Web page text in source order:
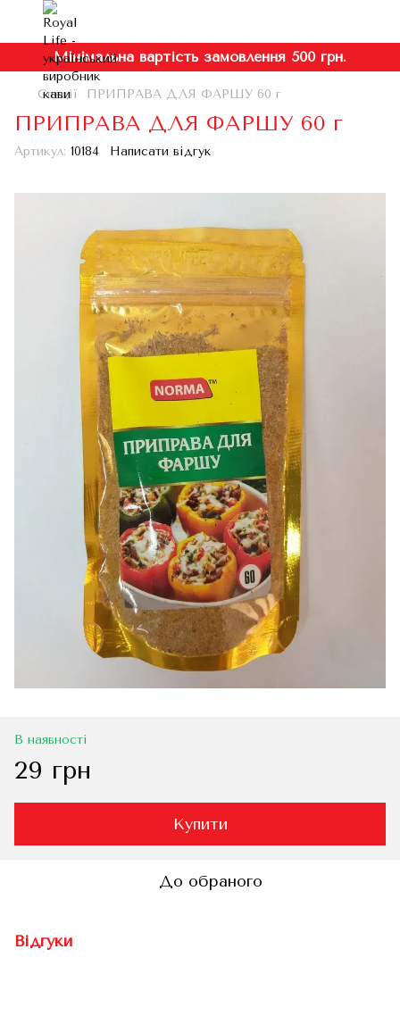
Мінімальна вартість замовлення 500 грн.
Спеції ПРИПРАВА ДЛЯ ФАРШУ 60 г
ПРИПРАВА ДЛЯ ФАРШУ 60 г
Артикул: 10184 Написати відгук
В наявності
29 грн
Купити
До обраного
Відгуки